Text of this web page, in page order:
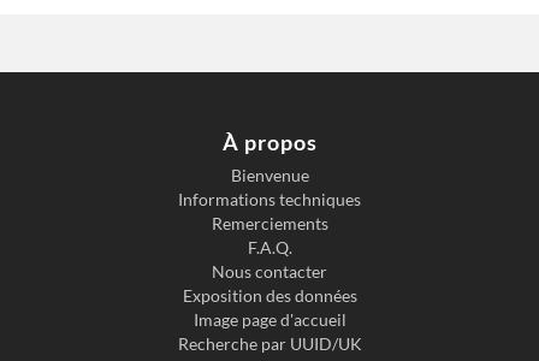
À propos
Bienvenue
Informations techniques
Remerciements
F.A.Q.
Nous contacter
Exposition des données
Image page d'accueil
Recherche par UUID/UK